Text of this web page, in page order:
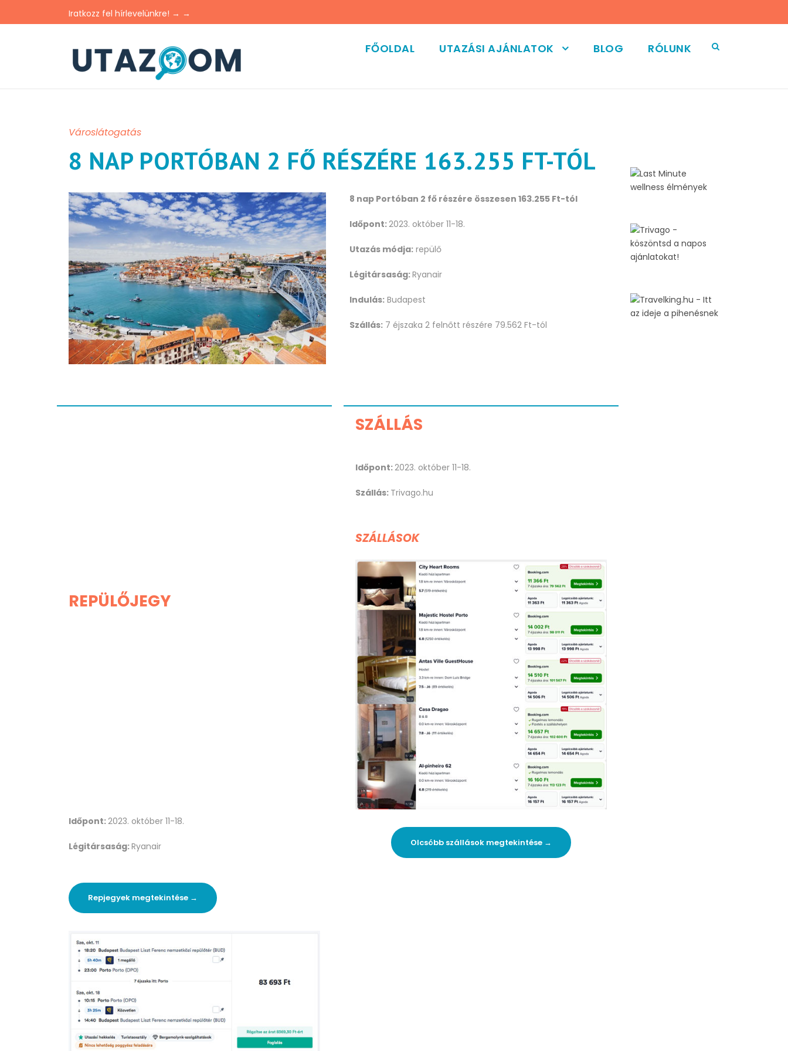
Iratkozz fel hírlevelünkre! → →
FŐOLDAL UTAZÁSI AJÁNLATOK BLOG RÓLUNK
Városlátogatás
8 NAP PORTÓBAN 2 FŐ RÉSZÉRE 163.255 FT-TÓL
8 nap Portóban 2 fő részére összesen 163.255 Ft-tól
Időpont:2023. október 11-18.
Utazás módja: repülő
Légitársaság:Ryanair
Indulás: Budapest
Szállás: 7 éjszaka 2 felnőtt részére 79.562 Ft-tól
REPÜLŐJEGY
Időpont:2023. október 11-18.
Légitársaság:Ryanair
Repjegyek megtekintése →
SZÁLLÁS
Időpont:2023. október 11-18.
Szállás: Trivago.hu
SZÁLLÁSOK
Olcsóbb szállások megtekintése →